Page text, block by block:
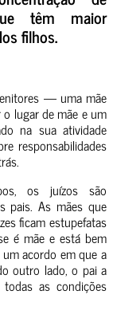
têm maior
filhos.
— uma mãe
lugar de mãe e um
na sua atividade
responsabilidades
os juízos são
pais. As mães que
ficam estupefatas
é mãe e está bem
acordo em que a
outro lado, o pai a
as condições